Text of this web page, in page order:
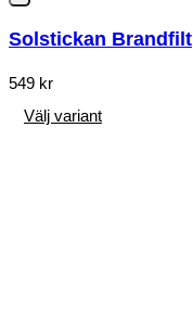
Solstickan Brandfilt
549 kr
Välj variant